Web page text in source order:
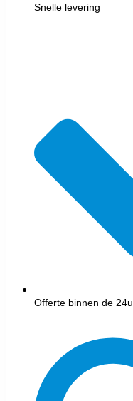
Snelle levering
Offerte binnen de 24u